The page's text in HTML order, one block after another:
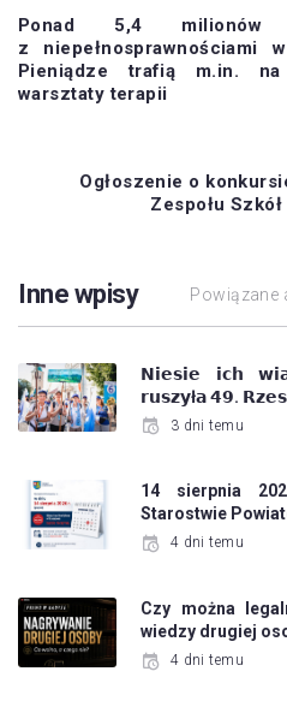
Ponad 5,4
z niepełnosprawnościami
Pieniądze trafią m.in.
warsztaty terapii
Ogłoszenie o
Zespołu
Inne wpisy Powiązane
𝗡𝗶𝗲𝘀𝗶𝗲 𝗶𝗰𝗵
𝗿𝘂𝘀𝘇𝘆ł𝗮 𝟰𝟵.
3 dni temu
14 sierpnia
Starostwie
4 dni temu
Czy można
wiedzy drugiej
4 dni temu